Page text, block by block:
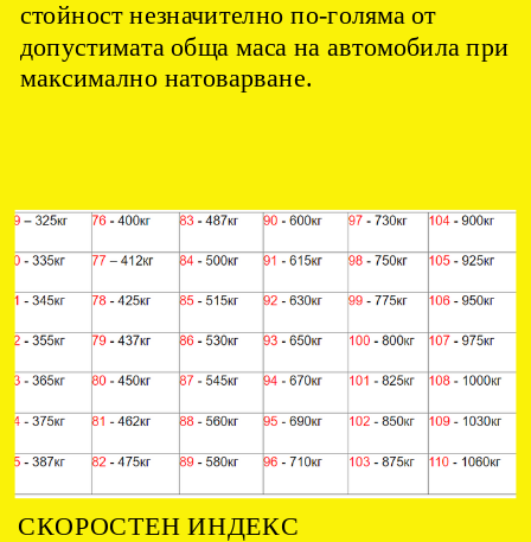
стойност незначително по-голяма от
допустимата обща маса на автомобила при
максимално натоварване.
СКОРОСТЕН ИНДЕКС